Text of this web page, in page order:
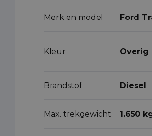
Merk en model Ford
Kleur Overig
Brandstof Diesel
Max. trekgewicht 1.650